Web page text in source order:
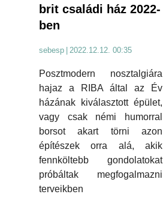
brit családi ház 2022-
ben
sebesp 2022.12.12. 00:35
Posztmodern nosztalgiára
hajaz a RIBA által az Év
házának kiválasztott épület,
vagy csak némi humorral
borsot akart törni azon
építészek orra alá, akik
fennköltebb gondolatokat
próbáltak megfogalmazni
terveikben